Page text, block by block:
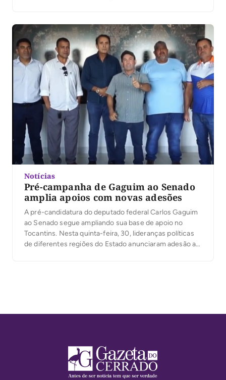
marcada para o próximo dia 5 de agosto. Conforme
apurou a Gazeta junto […]
Notícias
Pré-campanha de Gaguim ao Senado
amplia apoios com novas adesões
A pré-candidatura do deputado federal Carlos Gaguim
ao Senado segue ampliando sua base de apoio no
Tocantins. Nesta quinta-feira, 30, lideranças políticas
de diferentes regiões do Estado anunciaram adesão ao